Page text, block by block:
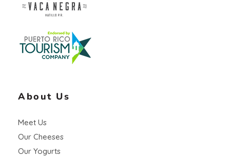
About Us
Meet Us
Our Cheeses
Our Yogurts